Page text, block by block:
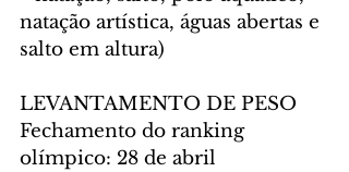
natação artística, águas abertas e
salto em altura)
LEVANTAMENTO DE PESO
Fechamento do ranking
olímpico: 28 de abril